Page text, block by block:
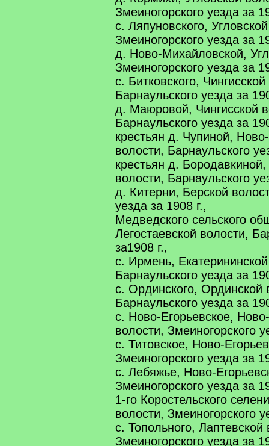
Змеиногорского уезда за
с. Ляпуновского,
Змеиногорского уезда за
д. Ново-Михайловской,
Змеиногорского уезда за
с. Битковского,
Барнаульского уезда за
д. Маюровой, Чингисской
Барнаульского уезда за
крестьян д. Чупиной,
волости, Барнаульского
крестьян д.
волости, Барнаульского
д. Китерни, Берской
уезда за 1908 г.,
Медведского сельского
Легостаевской волости,
за1908 г.,
с. Ирмень,
Барнаульского уезда за
с. Ординского, Ординской
Барнаульского уезда за
с. Ново-Егорьевское,
волости, Змеиногорского
с. Титовское, Ново-
Змеиногорского уезда за
с. Лебяжье, Ново-
Змеиногорского уезда за
1-го Коростельского
волости, Змеиногорского
с. Топольного, Лаптевской
Змеиногорского уезда за